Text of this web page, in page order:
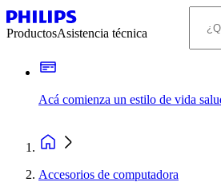
ProductosAsistencia técnica
Acá comienza un estilo de vida
Accesorios de computadora